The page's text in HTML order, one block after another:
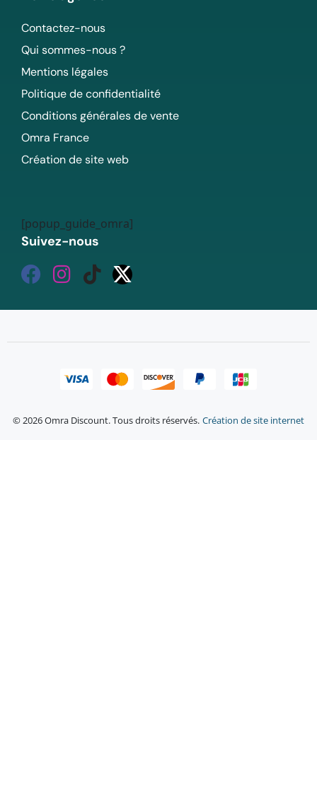
Contactez-nous
Qui sommes-nous ?
Mentions légales
Politique de confidentialité
Conditions générales de vente
Omra France
Création de site web
[popup_guide_omra]
Suivez-nous
© 2026 Omra Discount. Tous droits réservés. Création de site internet